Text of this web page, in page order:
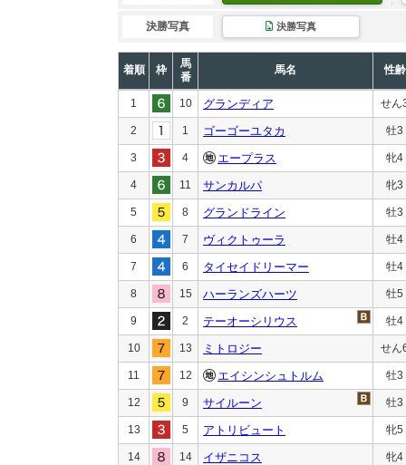
決勝写真 決勝写真
着順 枠
馬
番
馬名 性齢
1 10 グランディア せん
2 1 ゴーゴーユタカ 牡3
3 4 エープラス 牝4
4 11 サンカルパ 牝3
5 8 グランドライン 牡3
6 7 ヴィクトゥーラ 牡4
7 6 タイセイドリーマー 牡4
8 15 ハーランズハーツ 牡5
9 2 テーオーシリウス 牡4
10 13 ミトロジー せん
11 12 エイシンシュトルム 牡3
12 9 サイルーン 牡3
13 5 アトリビュート 牝5
14 14 イザニコス 牝4